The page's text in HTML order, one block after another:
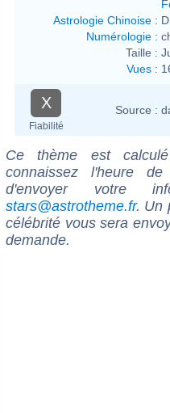
Astrologie Chinoise :
Numérologie :
Taille :
Vues :
X
Fiabilité
Source :
Ce thème est
connaissez l'heure
d'envoyer votre
stars@astrotheme.fr. Un
célébrité vous sera
demande.